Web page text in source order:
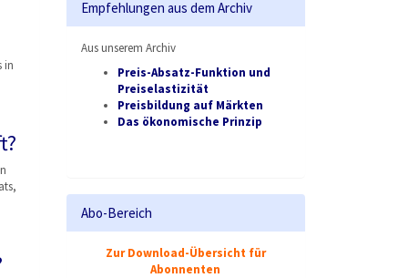
in
Empfehlungen aus dem Archiv
Aus unserem Archiv
Preis-Absatz-Funktion und
Preiselastizität
Preisbildung auf Märkten
Das ökonomische Prinzip
Abo-Bereich
Zur Download-Übersicht für
Abonnenten